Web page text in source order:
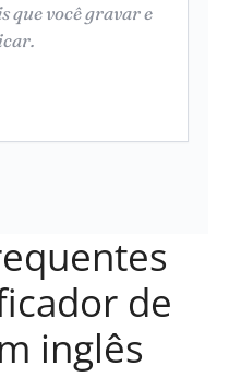
que você gravar e
de
inglês